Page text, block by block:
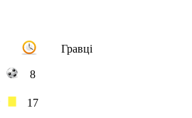
Гравці
8
17